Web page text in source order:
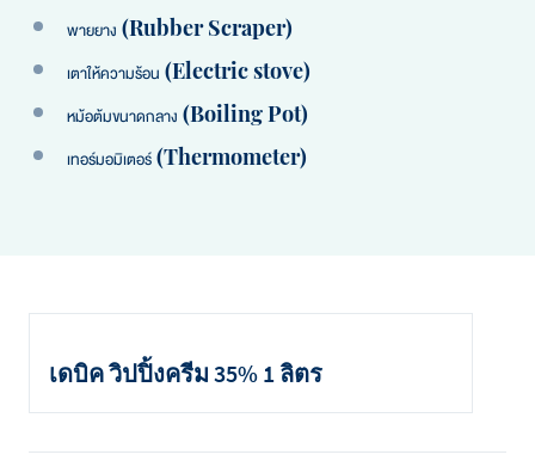
พายยาง (Rubber Scraper)
เตาให้ความร้อน (Electric stove)
หม้อต้มขนาดกลาง (Boiling Pot)
เทอร์มอมิเตอร์ (Thermometer)
เดบิค วิปปิ้งครีม (Debic Whipping Cream) 250 กรัม
นมข้นหวาน (Sweetened Condensed Milk) 250 กรัม
เกลือ (Salt) 2 หยิบมือ
เดบิค วิปปิ้งครีม 35% 1 ลิตร